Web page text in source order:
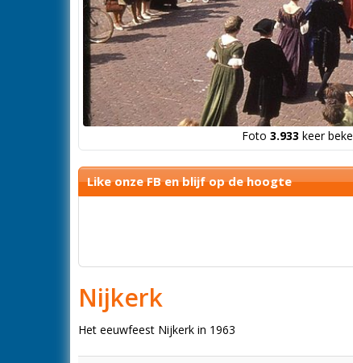
Foto 3.933 keer
Like onze FB en blijf op de hoogte
Nijkerk
Het eeuwfeest Nijkerk in 1963